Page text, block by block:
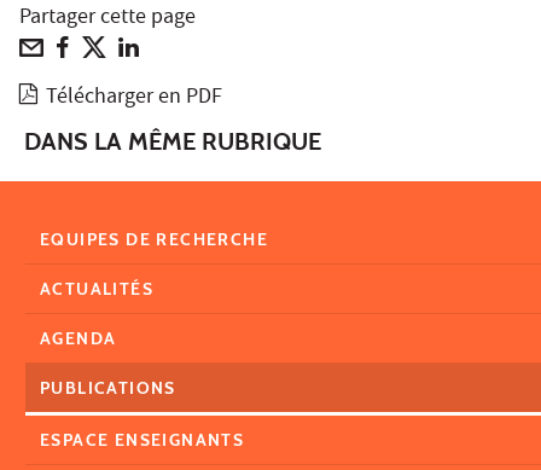
Partager cette page
Télécharger en PDF
DANS LA MÊME RUBRIQUE
EQUIPES DE RECHERCHE
ACTUALITÉS
AGENDA
PUBLICATIONS
ESPACE ENSEIGNANTS